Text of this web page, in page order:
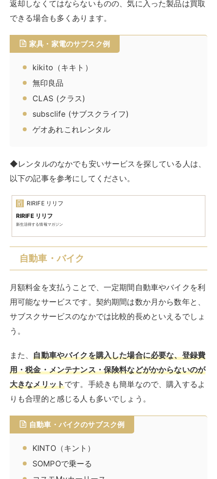
用可能なサービスです。契約期間は数か月から数年と、
サブスクサービスのなかでは比較的長めといえるでしょ
う。
また、自動車やバイクを購入した場合に必要な、登録費
用・税金・メンテナンス・保険料などがかからないのが
りも合理的と感じる人も多いでしょう。
自動車・バイクのサブスク例
SOMPOで乗ーる
ME:RIDE（ミーライド）
弁当やミールキットを定期的に自宅に届けるサービスで
す。自炊の手間を省き、コンビニやスーパーの弁当より
も安価な値段で食事ができます。
週に一度・隔週・月に一度など、配達頻度は希望によっ
て選択可能
～2回の配送を頼んでみてもよいでしょう。
さらに、冷凍食品やレトルト食品と異なり栄養価が高い
点も特徴です。多くのサービスでは栄養士がメニューを
考えているので、食事から健康を目指す人にもおすすめ
です。
飲食・食品のサブスク例
nosh（ナッシュ）